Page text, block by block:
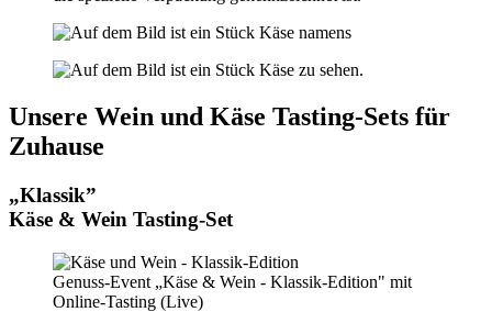
Unsere Wein und Käse Tasting-Sets für
Zuhause
„Klassik”
Käse & Wein Tasting-Set
Genuss-Event „Käse & Wein - Klassik-Edition" mit
Online-Tasting (Live)